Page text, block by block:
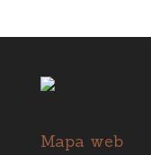
Mapa web